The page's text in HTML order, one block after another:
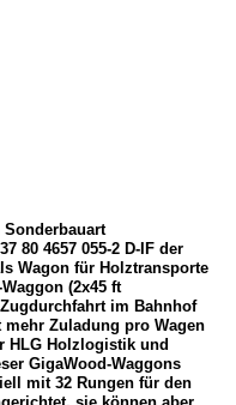
80 4657 055-2 D-IF der
Wagon für Holztransporte
(2x45 ft
im Bahnhof
Zuladung pro Wagen
HLG Holzlogistik und
GigaWood-Waggons
mit 32 Rungen für den
sie können aber